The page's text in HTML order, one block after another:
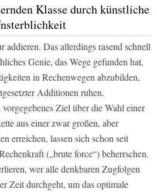
Klasse durch künstliche
addieren. Das allerdings rasend schnell
Genie, das Wege gefunden hat,
in Rechenwegen abzubilden,
Additionen ruhen.
Ziel über die Wahl einer
aus einer zwar großen, aber
erreichen, lassen sich schon seit
(„brute force“) beherrschen.
wer alle denkbaren Zugfolgen
Zeit durchgeht, um das optimale